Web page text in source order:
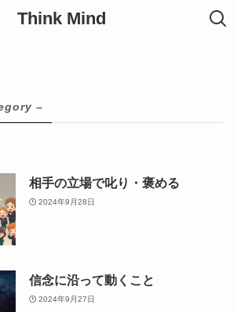
Think Mind
–
相手の立場で叱り・褒める
2024年9月28日
信念に沿って動くこと
2024年9月27日